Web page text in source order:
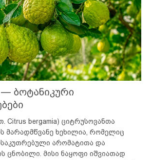
ბოტანიკური
Citrus bergamia) ციტრუსოვანთა
მარადმწვანე ხეხილია, რომელიც
არომატითა და
ცნობილი. მისი ნაყოფი იშვიათად